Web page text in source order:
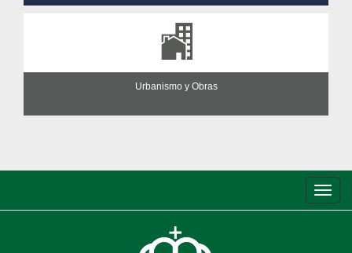
Urbanismo y Obras
de